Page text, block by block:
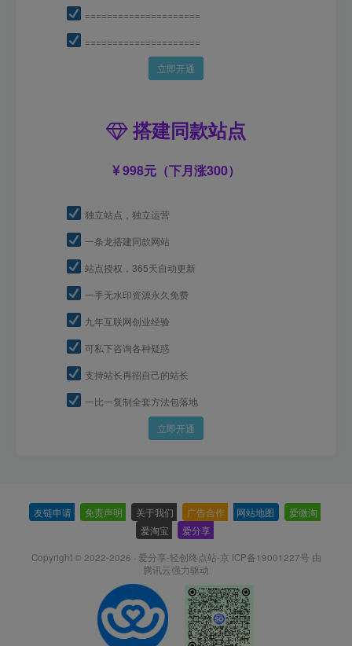
=====================
=====================
立即开通
搭建同款站点
998元（下月涨300）
独立站点，独立运营
一条龙搭建同款网站
站点授权，365天自动更新
一手无水印资源永久免费
九年互联网创业经验
可私下咨询各种疑惑
支持站长再招自己的站长
一比一复制全套方法包落地
立即开通
友链申请 免责声明 关于我们 广告合作 网站地图 爱微淘
爱淘宝
爱分享
Copyright © 2022-2026 · 爱分享-轻创终点站-京 ICP备19001227号 由
腾讯云强力驱动